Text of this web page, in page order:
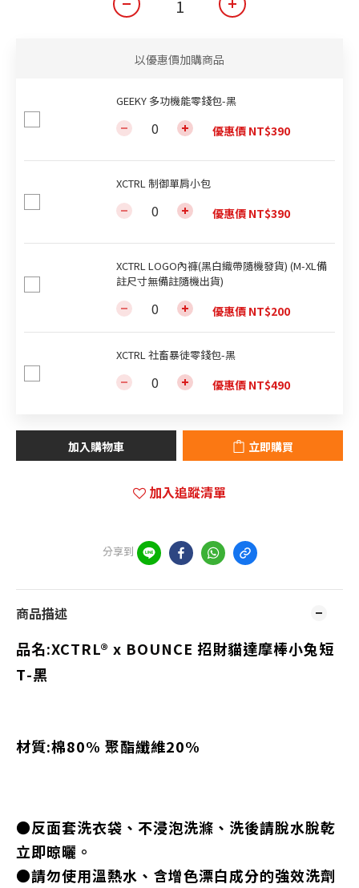
以優惠價加購商品
GEEKY 多功機能零錢包-黑
優惠價 NT$390
XCTRL 制御單肩小包
優惠價 NT$390
XCTRL LOGO內褲(黑白織帶隨機發貨) (M-XL備
註尺寸無備註隨機出貨)
優惠價 NT$200
XCTRL 社畜暴徒零錢包-黑
優惠價 NT$490
加入購物車 立即購買
加入追蹤清單
分享到
商品描述
品名:XCTRL® x BOUNCE 招財貓達摩棒小兔短
T-黑
材質:棉80% 聚酯纖維20%
●反面套洗衣袋、不浸泡洗滌、洗後請脫水脫乾
立即晾曬。
●請勿使用溫熱水、含增色漂白成分的強效洗劑